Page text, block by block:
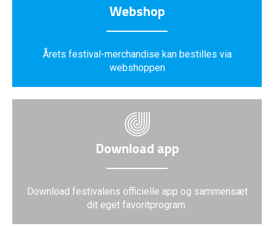
Webshop
Årets festival-merchandise kan bestilles via
webshoppen
Download app
Download festivalens officielle app og sammensæt
dit eget favoritprogram.